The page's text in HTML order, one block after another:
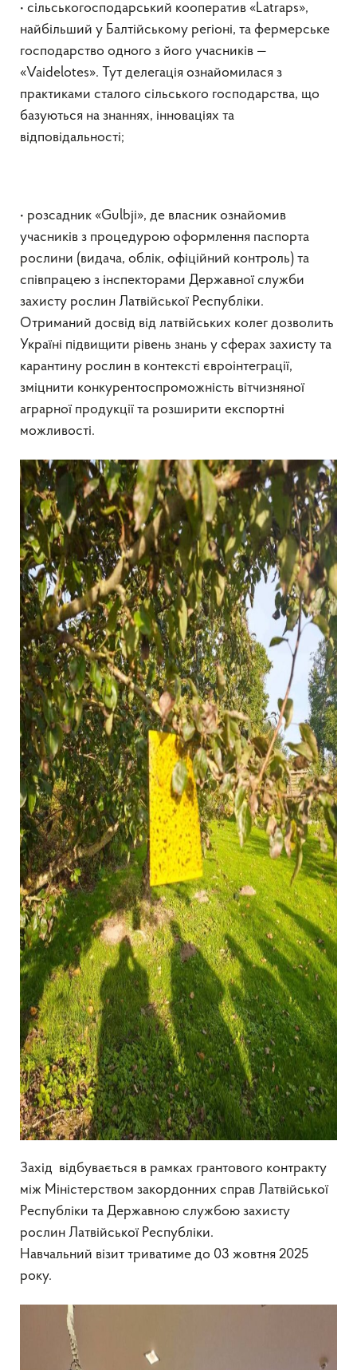
• сільськогосподарський кооператив «Latraps»,
найбільший у Балтійському регіоні, та фермерське
господарство одного з його учасників —
«Vaidelotes». Тут делегація ознайомилася з
практиками сталого сільського господарства, що
базуються на знаннях, інноваціях та
відповідальності;
• розсадник «Gulbji», де власник ознайомив
учасників з процедурою оформлення паспорта
рослини (видача, облік, офіційний контроль) та
співпрацею з інспекторами Державної служби
захисту рослин Латвійської Республіки.
Отриманий досвід від латвійських колег дозволить
Україні підвищити рівень знань у сферах захисту та
карантину рослин в контексті євроінтеграції,
зміцнити конкурентоспроможність вітчизняної
аграрної продукції та розширити експортні
можливості.
Захід відбувається в рамках грантового контракту
між Міністерством закордонних справ Латвійської
Республіки та Державною службою захисту
рослин Латвійської Республіки.
Навчальний візит триватиме до 03 жовтня 2025
року.